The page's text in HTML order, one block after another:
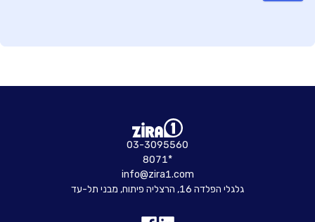
03-3095560
8071*
info@zira1.com
גלגלי הפלדה 16, הרצליה פיתוח, מבני תל-עד